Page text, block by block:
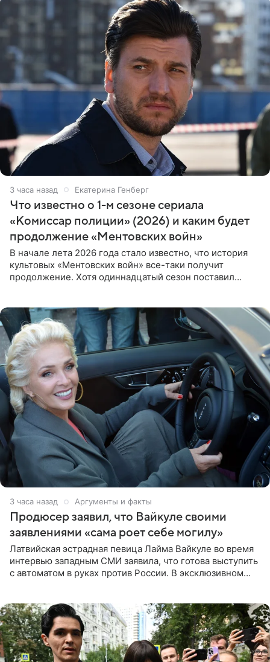
3 часа назад Екатерина Генберг
Что известно о 1-м сезоне сериала
«Комиссар полиции» (2026) и каким будет
продолжение «Ментовских войн»
В начале лета 2026 года стало известно, что история
культовых «Ментовских войн» все-таки получит
продолжение. Хотя одиннадцатый сезон поставил
3 часа назад Аргументы и факты
Продюсер заявил, что Вайкуле своими
заявлениями «сама роет себе могилу»
Латвийская эстрадная певица Лайма Вайкуле во время
интервью западным СМИ заявила, что готова выступить
с автоматом в руках против России. В эксклюзивном